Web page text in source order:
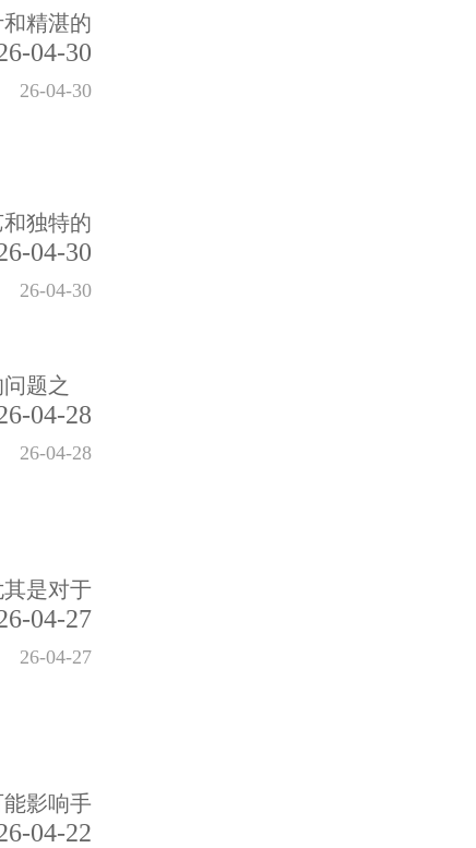
精湛的
04-30
26-04-30
独特的
04-30
26-04-30
题之
04-28
26-04-28
是对于
04-27
26-04-27
影响手
04-22